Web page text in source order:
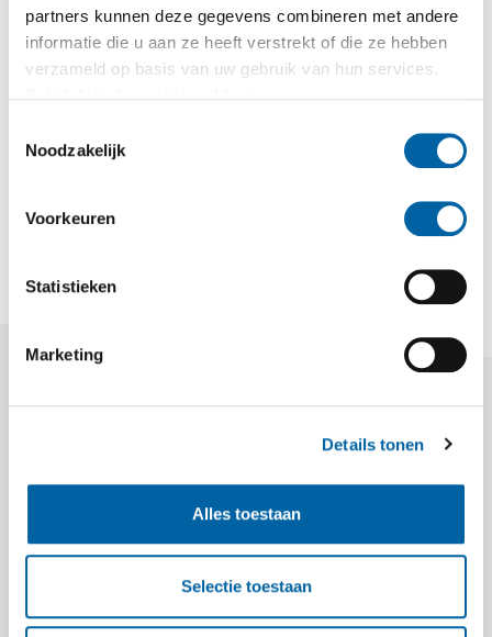
partners kunnen deze gegevens combineren met andere
informatie die u aan ze heeft verstrekt of die ze hebben
verzameld op basis van uw gebruik van hun services.
Noodzakelijk
Voorkeuren
Statistieken
Marketing
Details tonen
Alles toestaan
Selectie toestaan
DEEL OP FACEBOOK